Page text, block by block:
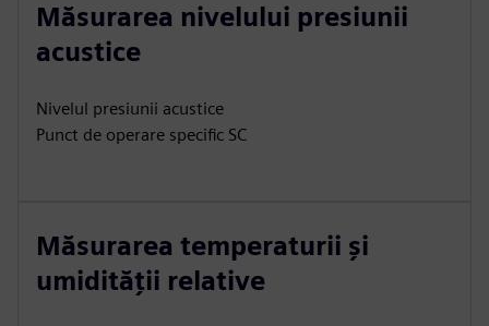
Măsurarea nivelului presiunii
acustice
Nivelul presiunii acustice
Punct de operare specific SC
Măsurarea temperaturii și
umidității relative